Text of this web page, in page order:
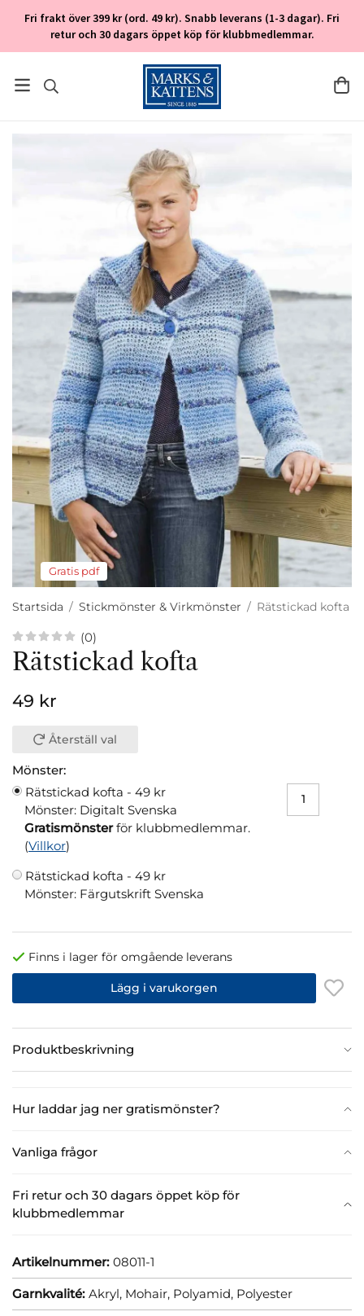
Fri frakt över 399 kr (ord. 49 kr). Snabb leverans (1-3 dagar). Fri
retur och 30 dagars öppet köp för klubbmedlemmar.
Gratis pdf
Startsida / Stickmönster & Virkmönster / Rätstickad kofta
(0)
Rätstickad kofta
49 kr
Återställ val
Mönster:
Rätstickad kofta - 49 kr
Mönster: Digitalt Svenska
Gratismönsterför klubbmedlemmar.
(Villkor)
Rätstickad kofta - 49 kr
Mönster: Färgutskrift Svenska
Finns i lager för omgående leverans
Lägg i varukorgen
Produktbeskrivning
Hur laddar jag ner gratismönster?
Vanliga frågor
Fri retur och 30 dagars öppet köp för
klubbmedlemmar
Artikelnummer: 08011-1
Garnkvalité: Akryl, Mohair, Polyamid, Polyester